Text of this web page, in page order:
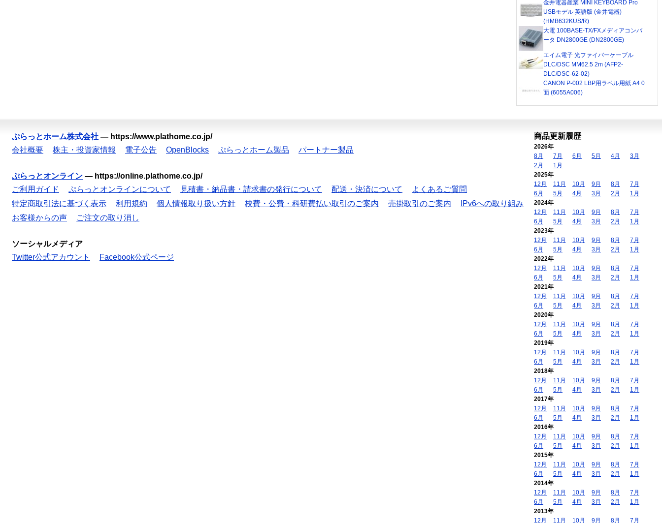
金井電器産業 MINI KEYBOARD Pro
USBモデル 英語版 (金井電器)
(HMB632KUS/R)
大電 100BASE-TX/FXメディアコンバ
ータ DN2800GE (DN2800GE)
エイム電子 光ファイバーケーブル
DLC/DSC MM62.5 2m (AFP2-
DLC/DSC-62-02)
CANON P-002 LBP用ラベル用紙 A4 0
面 (6055A006)
ぷらっとホーム株式会社 — https://www.plathome.co.jp/
会社概要
株主・投資家情報 電子公告 OpenBlocks ぷらっとホーム製品 パートナー製品
ぷらっとオンライン — https://online.plathome.co.jp/
ご利用ガイド
ぷらっとオンラインについて 見積書・納品書・請求書の発行について 配送・決済について
よくあるご質問
特定商取引法に基づく表示
利用規約 個人情報取り扱い方針 校費・公費・科研費払い取引のご案内 売掛取引のご案内
IPv6への取り組み
お客様からの声
ご注文の取り消し
ソーシャルメディア
Twitter公式アカウント
Facebook公式ページ
商品更新履歴
2026年
8月
7月 6月 5月 4月
3月
2月
1月
2025年
12月
11月 10月 9月 8月
7月
6月
5月 4月 3月 2月
1月
2024年
12月
11月 10月 9月 8月
7月
6月
5月 4月 3月 2月
1月
2023年
12月
11月 10月 9月 8月
7月
6月
5月 4月 3月 2月
1月
2022年
12月
11月 10月 9月 8月
7月
6月
5月 4月 3月 2月
1月
2021年
12月
11月 10月 9月 8月
7月
6月
5月 4月 3月 2月
1月
2020年
12月
11月 10月 9月 8月
7月
6月
5月 4月 3月 2月
1月
2019年
12月
11月 10月 9月 8月
7月
6月
5月 4月 3月 2月
1月
2018年
12月
11月 10月 9月 8月
7月
6月
5月 4月 3月 2月
1月
2017年
12月
11月 10月 9月 8月
7月
6月
5月 4月 3月 2月
1月
2016年
12月
11月 10月 9月 8月
7月
6月
5月 4月 3月 2月
1月
2015年
12月
11月 10月 9月 8月
7月
6月
5月 4月 3月 2月
1月
2014年
12月
11月 10月 9月 8月
7月
6月
5月 4月 3月 2月
1月
2013年
12月
11月 10月 9月 8月 7月